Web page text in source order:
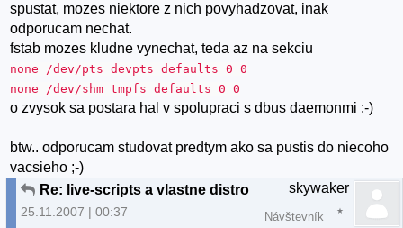
spustat, mozes niektore z nich povyhadzovat, inak
odporucam nechat.
fstab mozes kludne vynechat, teda az na sekciu
none /dev/pts devpts defaults 0 0
none /dev/shm tmpfs defaults 0 0
o zvysok sa postara hal v spolupraci s dbus daemonmi :-)
btw.. odporucam studovat predtym ako sa pustis do niecoho
vacsieho ;-)
Re: live-scripts a vlastne distro
25.11.2007 | 00:37
skywaker
Návštevník